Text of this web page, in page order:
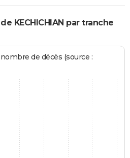
KECHICHIAN par tranche
de décès (source :